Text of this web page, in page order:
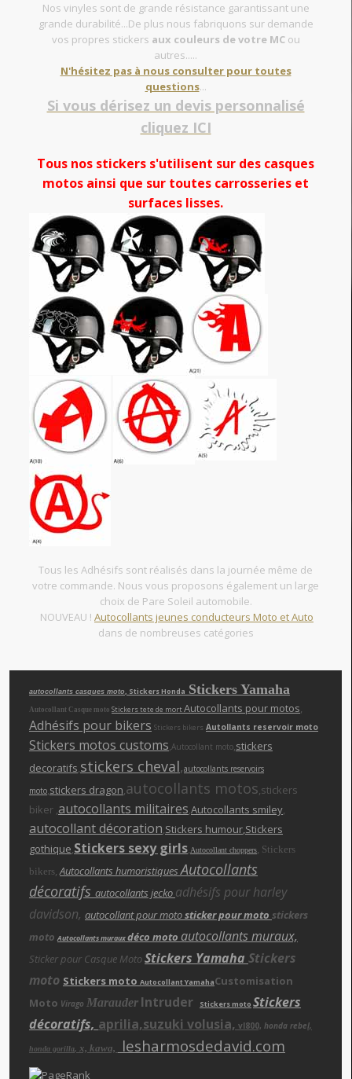
Nos vinyles sont de grande résistance garantissant une
grande durabilité...De plus nous fabriquons sur demande
vos propres stickers aux couleurs de votre MCou
autres.....
N'hésitez pas à nous consulter pour toutes
questions...
Si vous dérisez un devis personnalisé
cliquez ICI
Tous nos stickers s'utilisent sur des casques
motos ainsi que sur toutes carrosseries et
surfaces lisses.
Tous les Adhésifs sont réalisés dans la journée même de
votre commande. Nous vous proposons également un large
choix de Pare Soleil automobile.
NOUVEAU ! Autocollants jeunes conducteurs Moto et Auto
dans de nombreuses catégories
autocollants casques moto, Stickers Honda Stickers Yamaha
Autocollant Casque moto Stickers tete de mortAutocollants pour motos,
Adhésifs pour bikers Stickers bikers Autollants reservoir moto
Stickers motos customs,Autocollant moto,stickers
decoratifs,stickers cheval,autocollants reservoirs
moto,stickers dragon,autocollants motos,stickers
biker ,autocollants militaires,Autocollants smiley,
autocollant décoration,Stickers humour,Stickers
gothique,Stickers sexy girls,Autocollant choppers, Stickers
bikers,Autocollants humoristiquesAutocollants
décoratifs autocollants jecko adhésifs pour harley
davidson, autocollant pour motosticker pour moto stickers
motoAutocollants murauxdéco moto autocollants muraux,
Sticker pour Casque MotoStickers Yamaha Stickers
moto Stickers moto Autocollant YamahaCustomisation
Moto Virago Marauder Intruder Stickers moto Stickers
décoratifs, aprilia,suzuki volusia, vl800, honda rebel,
honda gorilla, x, kawa, lesharmosdedavid.com